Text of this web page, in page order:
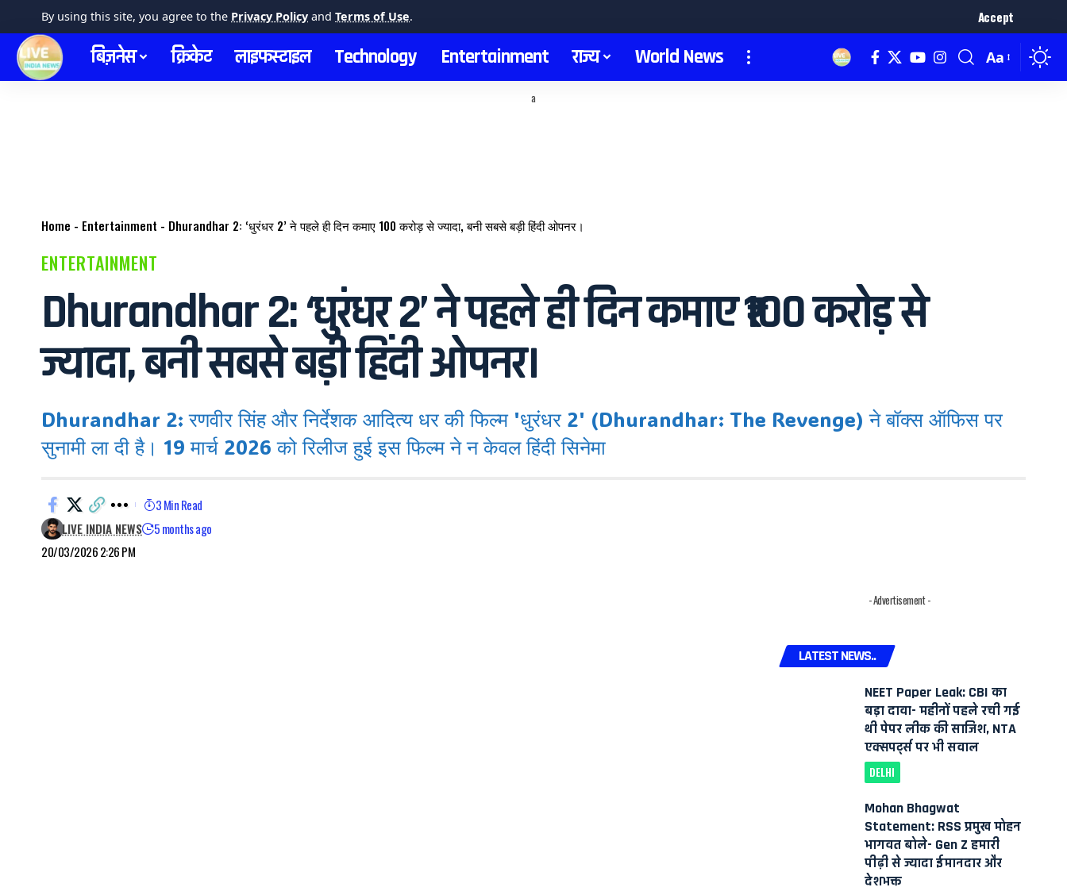
By using this site, you agree to the Privacy Policy and Terms of Use. Accept
बिज़नेस क्रिकेट लाइफस्टाइल Technology Entertainment राज्य World News Aa
a
Home - Entertainment - Dhurandhar 2: ‘धुरंधर 2’ ने पहले ही दिन कमाए ₹100 करोड़ से ज्यादा, बनी सबसे बड़ी हिंदी ओपनर।
ENTERTAINMENT
Dhurandhar 2: ‘धुरंधर 2’ ने पहले ही दिन कमाए ₹100 करोड़ से
ज्यादा, बनी सबसे बड़ी हिंदी ओपनर।
Dhurandhar 2: रणवीर सिंह और निर्देशक आदित्य धर की फिल्म 'धुरंधर 2' (Dhurandhar: The Revenge) ने बॉक्स ऑफिस पर
सुनामी ला दी है। 19 मार्च 2026 को रिलीज हुई इस फिल्म ने न केवल हिंदी सिनेमा
20/03/2026 2:26 PM
LIVE INDIA NEWS 5 months ago
3 Min Read
- Advertisement -
LATEST NEWS..
NEET Paper Leak: CBI का
बड़ा दावा- महीनों पहले रची गई
थी पेपर लीक की साजिश, NTA
एक्सपर्ट्स पर भी सवाल
DELHI
Mohan Bhagwat
Statement: RSS प्रमुख मोहन
भागवत बोले- Gen Z हमारी
पीढ़ी से ज्यादा ईमानदार और
देशभक्त